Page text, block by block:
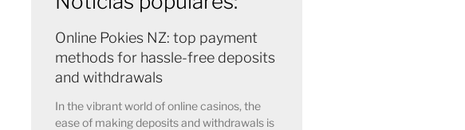
Online Pokies NZ: top payment
methods for hassle-free deposits
and withdrawals
In the vibrant world of online casinos, the
ease of making deposits and withdrawals is